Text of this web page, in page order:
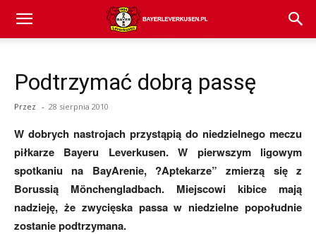
Bayer
Leverkusen
Podtrzymać dobrą passę
Przez - 28 sierpnia 2010
W dobrych nastrojach przystąpią do niedzielnego meczu
piłkarze Bayeru Leverkusen. W pierwszym ligowym
spotkaniu na BayArenie, ?Aptekarze” zmierzą się z
Borussią Mönchengladbach. Miejscowi kibice mają
nadzieję, że zwycięska passa w niedzielne popołudnie
zostanie podtrzymana.